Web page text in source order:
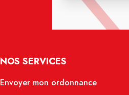
NOS SERVICES
Envoyer mon ordonnance